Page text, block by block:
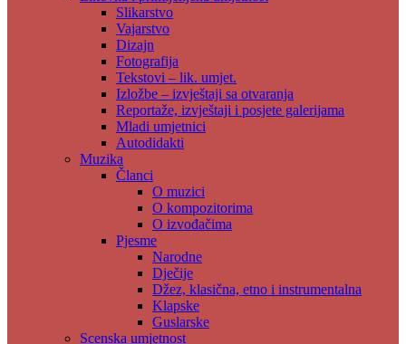
Slikarstvo
Vajarstvo
Dizajn
Fotografija
Tekstovi – lik. umjet.
Izložbe – izvještaji sa otvaranja
Reportaže, izvještaji i posjete galerijama
Mladi umjetnici
Autodidakti
Muzika
Članci
O muzici
O kompozitorima
O izvođačima
Pjesme
Narodne
Dječije
Džez, klasična, etno i instrumentalna
Klapske
Guslarske
Scenska umjetnost